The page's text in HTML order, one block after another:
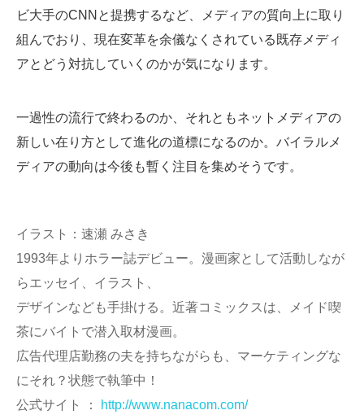
ビ大手のCNNと提携するなど、メディアの質向上に取り
組んでおり、現在変革を余儀なくされている既存メディ
アとどう対抗していくのかが気になります。
一過性の流行で終わるのか、それともネットメディアの
新しい在り方として進化の道標になるのか。バイラルメ
ディアの動向は今後も暫く注目を集めそうです。
イラスト：速瀬 みさき
1993年よりホラー誌デビュー。漫画家として活動しなが
らエッセイ、イラスト、
デザインなども手掛ける。近著コミックスは、メイド喫
茶にバイトで潜入取材漫画。
広告代理店勤務の夫を持ちながらも、マーケティングな
にそれ？状態で執筆中！
公式サイト ：
http://www.nanacom.com/